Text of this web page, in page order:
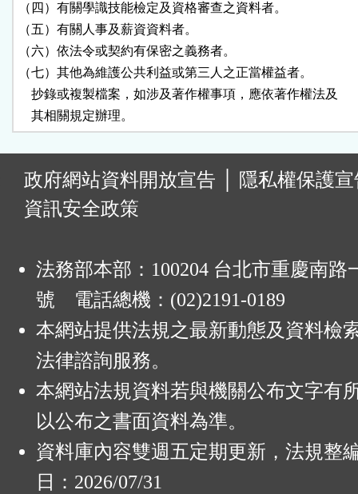
（四）有關學識技能檢定及資格審查之資料者。
（五）有關人事及薪資資料者。
（六）依法令或契約有保密之義務者。
（七）其他為維護公共利益或第三人之正當權益者。
    抄錄或複製檔案，如涉及著作權事項，應依著作權法及
    其相關規定辦理。
政府網站資料開放宣告
隱私權保護
資訊安全政策
法務部本部：100204 台北市重慶南路
號 電話總機：(02)2191-0189
本網站提供法規之最新動態及資料檢
法律諮詢服務。
本網站法規資料若與機關公布文字有
以公布之書面資料為準。
資料庫內容雙週五定期更新，法規整
日：2026/07/31